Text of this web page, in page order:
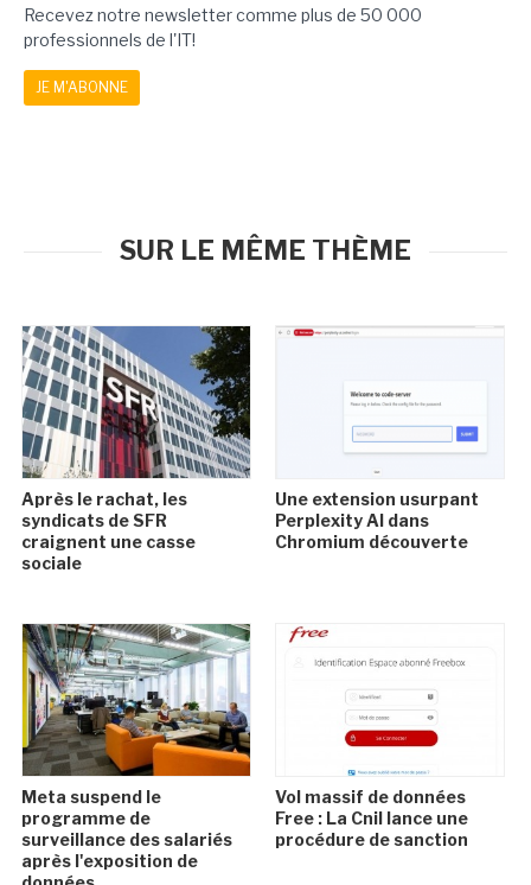
Recevez notre newsletter comme plus de 50 000
professionnels de l'IT!
JE M'ABONNE
SUR LE MÊME THÈME
Après le rachat, les
syndicats de SFR
craignent une casse
sociale
Une extension usurpant
Perplexity AI dans
Chromium découverte
Meta suspend le
programme de
surveillance des salariés
après l'exposition de
Vol massif de données
Free : La Cnil lance une
procédure de sanction